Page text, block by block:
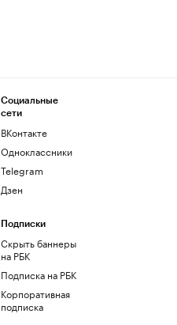
Социальные
сети
ВКонтакте
Одноклассники
Telegram
Дзен
Подписки
Скрыть баннеры
на РБК
Подписка на РБК
Корпоративная
подписка